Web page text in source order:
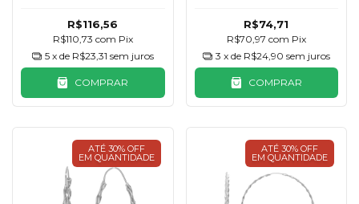
R$116,56
R$110,73 com Pix
5 x de R$23,31 sem juros
COMPRAR
R$74,71
R$70,97 com Pix
3 x de R$24,90 sem juros
COMPRAR
ATÉ 30% OFF
EM QUANTIDADE
ATÉ 30% OFF
EM QUANTIDADE